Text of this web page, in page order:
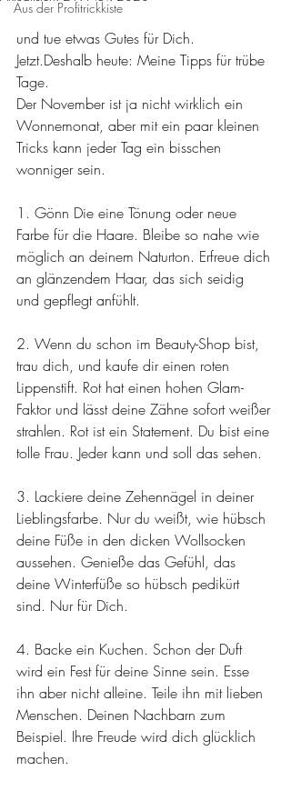
Aus der Profitrickkiste
und tue etwas Gutes für Dich.
Jetzt.Deshalb heute: Meine Tipps für trübe
Tage.
Der November ist ja nicht wirklich ein
Wonnemonat, aber mit ein paar kleinen
Tricks kann jeder Tag ein bisschen
wonniger sein.
1. Gönn Die eine Tönung oder neue
Farbe für die Haare. Bleibe so nahe wie
möglich an deinem Naturton. Erfreue dich
an glänzendem Haar, das sich seidig
und gepflegt anfühlt.
2. Wenn du schon im Beauty-Shop bist,
trau dich, und kaufe dir einen roten
Lippenstift. Rot hat einen hohen Glam-
Faktor und lässt deine Zähne sofort weißer
strahlen. Rot ist ein Statement. Du bist eine
tolle Frau. Jeder kann und soll das sehen.
3. Lackiere deine Zehennägel in deiner
Lieblingsfarbe. Nur du weißt, wie hübsch
deine Füße in den dicken Wollsocken
aussehen. Genieße das Gefühl, das
deine Winterfüße so hübsch pedikürt
sind. Nur für Dich.
4. Backe ein Kuchen. Schon der Duft
wird ein Fest für deine Sinne sein. Esse
ihn aber nicht alleine. Teile ihn mit lieben
Menschen. Deinen Nachbarn zum
Beispiel. Ihre Freude wird dich glücklich
machen.